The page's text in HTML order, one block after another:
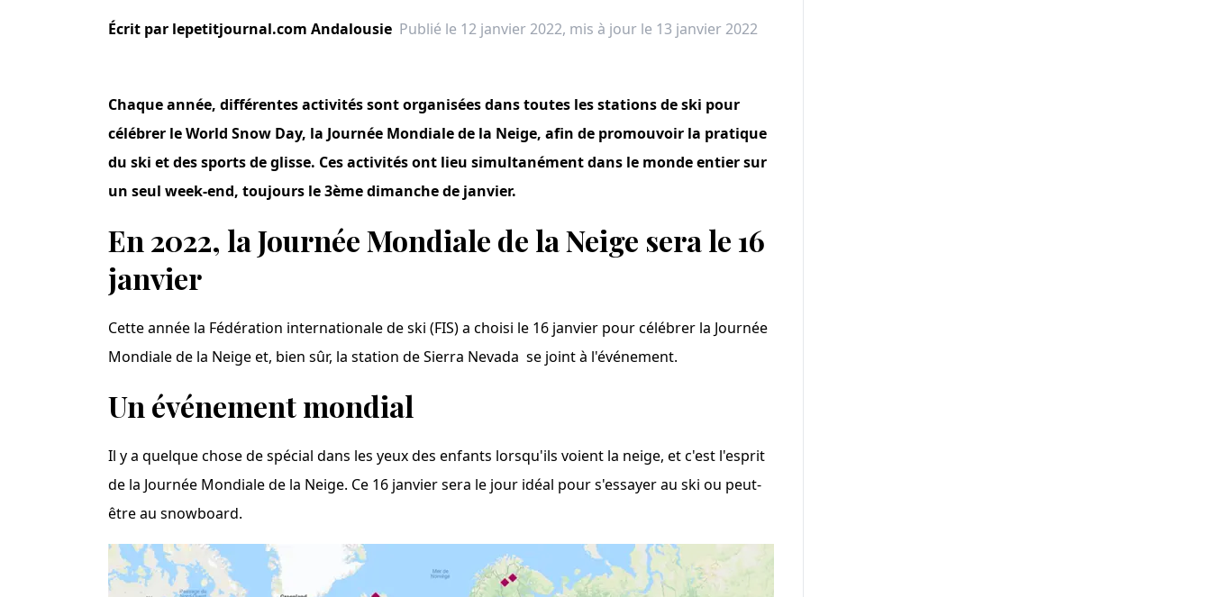
Écrit par lepetitjournal.com Andalousie Publié le 12 janvier 2022, mis à jour le 13 janvier 2022
Chaque année, différentes activités sont organisées dans toutes les stations de ski pour
célébrer le World Snow Day, la Journée Mondiale de la Neige, afin de promouvoir la pratique
du ski et des sports de glisse. Ces activités ont lieu simultanément dans le monde entier sur
un seul week-end, toujours le 3ème dimanche de janvier.
En 2022, la Journée Mondiale de la Neige sera le 16
janvier
Cette année la Fédération internationale de ski (FIS) a choisi le 16 janvier pour célébrer la Journée
Mondiale de la Neige et, bien sûr, la station de Sierra Nevada se joint à l'événement.
Un événement mondial
Il y a quelque chose de spécial dans les yeux des enfants lorsqu'ils voient la neige, et c'est l'esprit
de la Journée Mondiale de la Neige. Ce 16 janvier sera le jour idéal pour s'essayer au ski ou peut-
être au snowboard.